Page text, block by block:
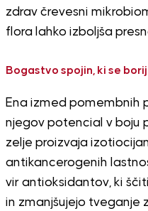
zdrav črevesni
flora lahko izboljša
Bogastvo spojin, ki se
Ena izmed pomembnih
njegov potencial v boju
zelje proizvaja
antikancerogenih
vir antioksidantov, ki
in zmanjšujejo tveganje